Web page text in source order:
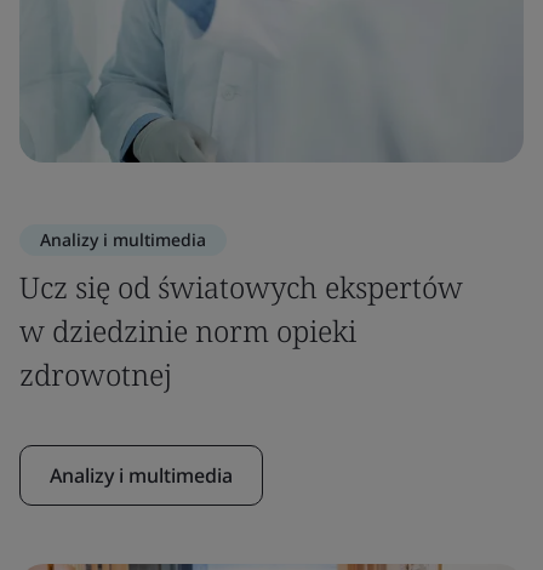
Analizy i multimedia
Ucz się od światowych ekspertów
w dziedzinie norm opieki
zdrowotnej
Analizy i multimedia